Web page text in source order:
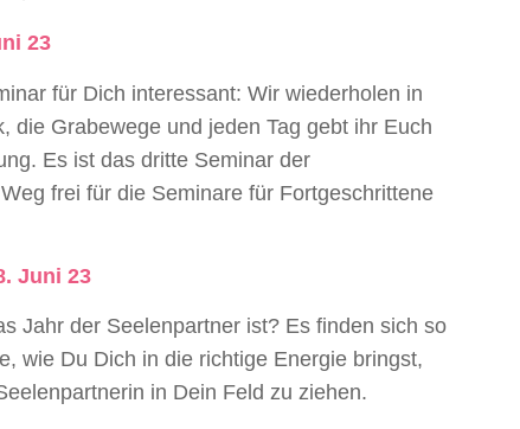
23
für Dich interessant: Wir wiederholen in
die Grabewege und jeden Tag gebt ihr Euch
Es ist das dritte Seminar der
frei für die Seminare für Fortgeschrittene
Juni 23
Jahr der Seelenpartner ist? Es finden sich so
wie Du Dich in die richtige Energie bringst,
in Dein Feld zu ziehen.